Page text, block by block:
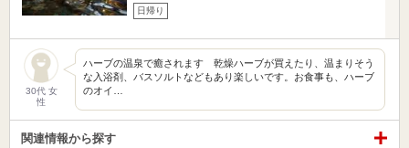
日帰り
30代 女
性
ハーブの温泉で癒されます 乾燥ハーブが買えたり、温まりそう
な入浴剤、バスソルトなどもあり楽しいです。お食事も、ハーブ
のオイ…
関連情報から探す